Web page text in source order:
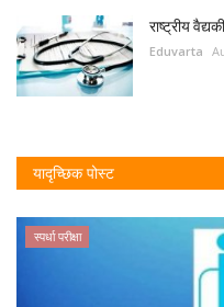
राष्ट्रीय
Eduvarta
यादृच्छिक पोस्ट
स्पर्धा परीक्षा